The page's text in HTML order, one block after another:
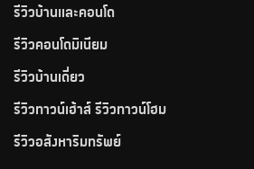
รีวิวบ้านและคอนโด
รีวิวคอนโดมิเนียม
รีวิวบ้านเดี่ยว
รีวิวทาวน์เฮ้าส์ รีวิวทาวน์โฮม
รีวิวอสังหาริมทรัพย์